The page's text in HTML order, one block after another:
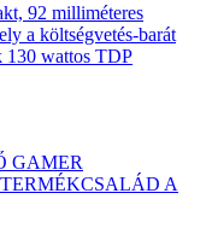
92 milliméteres
a költségvetés-barát
130 wattos TDP
GAMER
A